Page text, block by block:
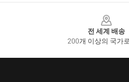
전 세계 배송
200개 이상의 국가